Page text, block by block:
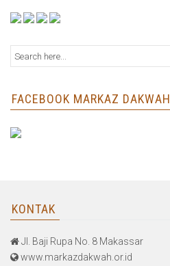
FACEBOOK MARKAZ DAKWAH
KONTAK
Jl. Baji Rupa No. 8 Makassar
www.markazdakwah.or.id